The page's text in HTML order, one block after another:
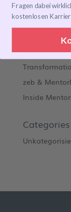
Recent
Mentoring
Meet the
zeb &
Inside
Categories
Fragen dabei
kostenlosen